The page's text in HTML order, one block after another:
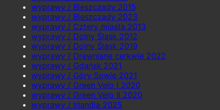
wyprawy / Bieszczady 2015
wyprawy / Bieszczady 2023
wyprawy / Cztery miasta 2013
wyprawy / Dolny Śląsk 2012
wyprawy / Dolny Śląsk 2019
wyprawy / Drewniane cerkwie 2022
wyprawy / Gdańsk 2021
wyprawy / Góry Sowie 2021
wyprawy / Green Velo I 2020
wyprawy / Green Velo II 2020
wyprawy / Irlandia 2025